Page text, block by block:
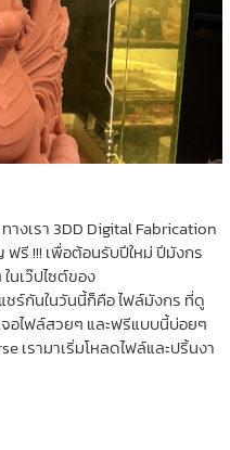
งเรา 3DD Digital Fabrication
รี !!! เพื่อต้อนรับปีใหม่ ปีมังกร
นเว๊ปไซต์ของ
ชร์กันในวันนี้ก็คือ ไฟล์มังกร ที่ดู
อไฟล์สวยๆ และฟรีแบบนี้บ่อยๆ
เรามาเริ่มโหลดไฟล์และปริ้นงา